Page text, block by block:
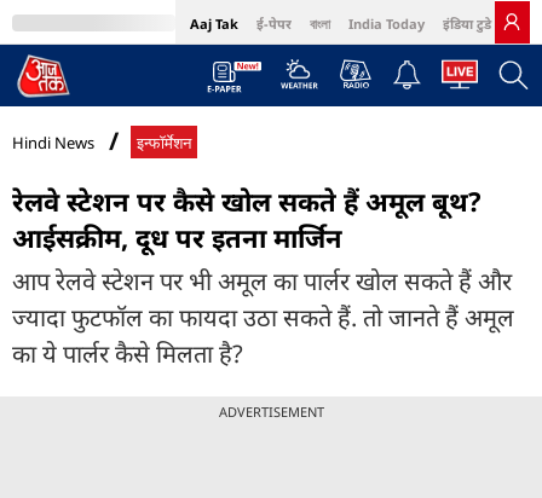
Aaj Tak ई-पेपर বাংলা India Today इंडिया टुडे हिंदी
MumbaiTak Cosmopolitan Harper's Bazaar Northeast
Hindi News इन्फॉर्मेशन
रेलवे स्टेशन पर कैसे खोल सकते हैं अमूल बूथ?
आईसक्रीम, दूध पर इतना मार्जिन
आप रेलवे स्टेशन पर भी अमूल का पार्लर खोल सकते हैं और
ज्यादा फुटफॉल का फायदा उठा सकते हैं. तो जानते हैं अमूल
का ये पार्लर कैसे मिलता है?
ADVERTISEMENT